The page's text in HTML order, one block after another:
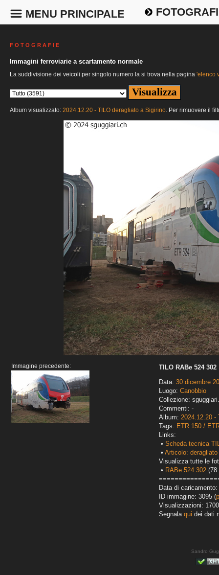
MENU PRINCIPALE
F O T O G R A F I E
Immagini ferroviarie a scartamento normale
La suddivisione dei veicoli per singolo numero la si trova nella pagina 'elenco
Album visualizzato: 2024.12.20 - TILO deragliato a Sigirino. Per rimuovere il
Immagine precedente:
TILO RABe 524 302
Data: 30 dicembre
Luogo: Canobbio
Collezione:
Commenti: -
Album: 2024.12.20 -
Tags: ETR 150 /
Links:
• Scheda tecnica
• Articolo:
Visualizza tutte le
• RABe 524 302 (78
Data di
ID immagine: 3095 (
Visualizzazioni: 1700
Segnala qui dei dati
Sandro